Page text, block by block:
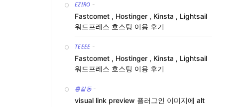
EZIRO -
Fastcomet , Hostinger , Kinsta , Lightsail
워드프레스 호스팅 이용 후기
TEEEE -
Fastcomet , Hostinger , Kinsta , Lightsail
워드프레스 호스팅 이용 후기
홍길동 -
visual link preview 플러그인 이미지에 alt